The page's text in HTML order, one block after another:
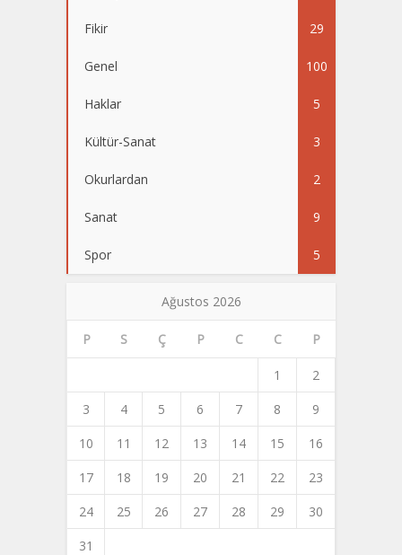
Fikir 29
Genel 100
Haklar 5
Kültür-Sanat 3
Okurlardan 2
Sanat 9
Spor 5
Ağustos 2026
P S Ç P C C P
1
2
3
4 5 6 7 8
9
10
11 12 13 14 15
16
17
18 19 20 21 22
23
24
25 26 27 28 29
30
31